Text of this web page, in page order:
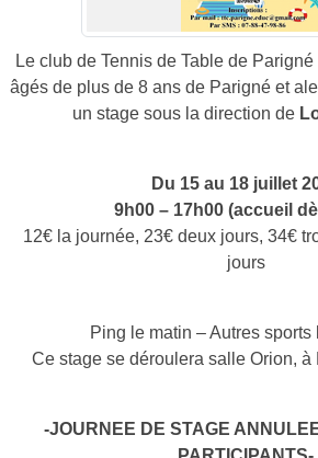
Le club de Tennis de Table de
âgés de plus de 8 ans de Parigné et
un stage sous la direction de
Du 15 au 18 juillet
9h00 – 17h00 (accueil
12€ la journée, 23€ deux jours, 34€
jours
Ping le matin – Autres sports
Ce stage se déroulera salle Orion, à
-JOURNEE DE STAGE